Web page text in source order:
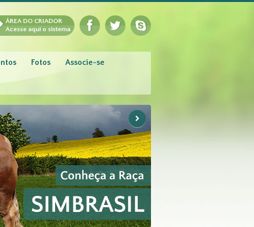
ÁREA DO CRIADOR
Acesse aqui o sistema
Fotos Associe-se